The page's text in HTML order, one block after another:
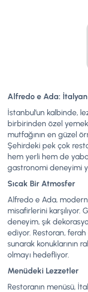
Alfredo e Ada: İtalyan
İstanbul’un kalbinde,
birbirinden özel
mutfağının en güzel
Şehirdeki pek çok
hem yerli hem de
gastronomi deneyimi
Sıcak Bir Atmosfer
Alfredo e Ada,
misafirlerini karşılıyor.
deneyim, şık
ediyor. Restoran,
sunarak konuklarının
olmayı hedefliyor.
Menüdeki Lezzetler
Restoranın menüsü,